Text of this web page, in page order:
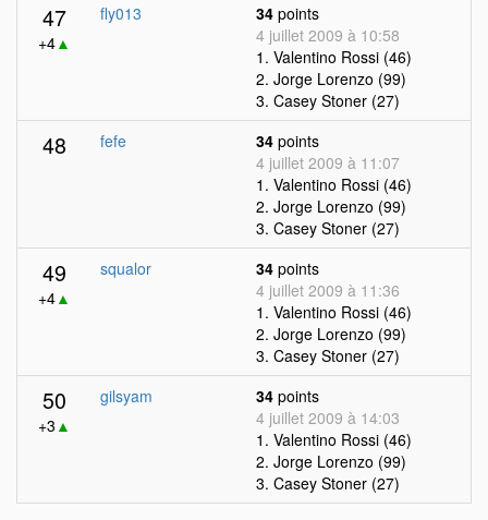
47
+4▲
fly013 34 points
4 juillet 2009 à 10:58
1. Valentino Rossi (46)
2. Jorge Lorenzo (99)
3. Casey Stoner (27)
48 fefe 34 points
4 juillet 2009 à 11:07
1. Valentino Rossi (46)
2. Jorge Lorenzo (99)
3. Casey Stoner (27)
49
+4▲
squalor 34 points
4 juillet 2009 à 11:36
1. Valentino Rossi (46)
2. Jorge Lorenzo (99)
3. Casey Stoner (27)
50
+3 ▲
gilsyam 34 points
4 juillet 2009 à 14:03
1. Valentino Rossi (46)
2. Jorge Lorenzo (99)
3. Casey Stoner (27)